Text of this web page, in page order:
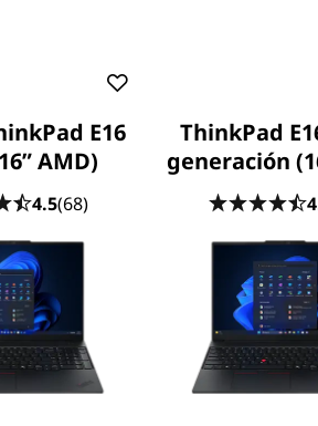
La retroiluminación del teclado y
E16
AMD)
4.5(68)
ThinkPad
generación